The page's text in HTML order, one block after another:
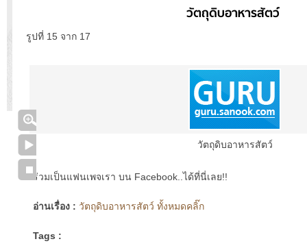
วัตถุดิบอาหารสัตว์
รูปที่ 15 จาก 17
วัตถุดิบอาหารสัตว์
ร่วมเป็นแฟนเพจเรา บน Facebook..ได้ที่นี่เลย!!
อ่านเรื่อง : วัตถุดิบอาหารสัตว์ ทั้งหมดคลิ๊ก
Tags :